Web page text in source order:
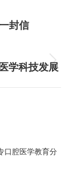
封信
学科技发展
口腔医学教育分